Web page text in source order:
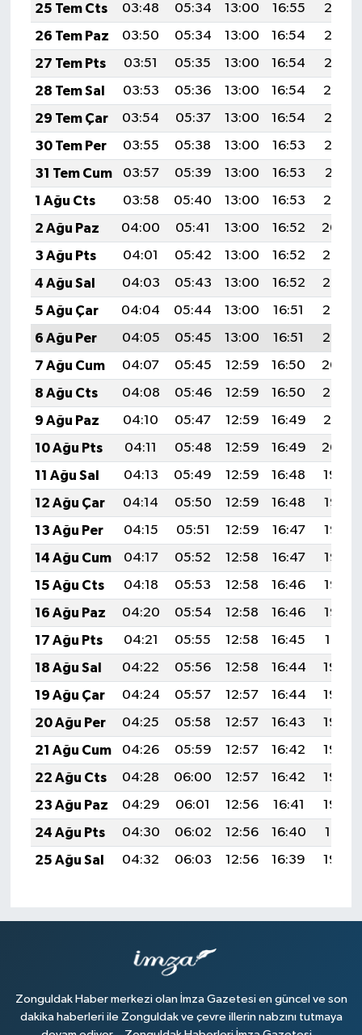
25 Tem Cts
03:48 05:34 13:00 16:55
20:17
26 Tem Paz
03:50 05:34 13:00 16:54
20:16
27 Tem Pts
03:51 05:35 13:00 16:54
20:15
28 Tem Sal
03:53 05:36 13:00 16:54
20:14
29 Tem Çar
03:54 05:37 13:00 16:54
20:13
30 Tem Per
03:55 05:38 13:00 16:53
20:12
31 Tem Cum
03:57 05:39 13:00 16:53
20:11
1 Ağu Cts
03:58 05:40 13:00 16:53
20:10
2 Ağu Paz
04:00 05:41 13:00 16:52
20:09
3 Ağu Pts
04:01 05:42 13:00 16:52
20:08
4 Ağu Sal
04:03 05:43 13:00 16:52
20:07
5 Ağu Çar
04:04 05:44 13:00 16:51
20:06
6 Ağu Per
04:05 05:45 13:00 16:51
20:05
7 Ağu Cum
04:07 05:45 12:59 16:50
20:04
8 Ağu Cts
04:08 05:46 12:59 16:50
20:02
9 Ağu Paz
04:10 05:47 12:59 16:49
20:01
10 Ağu Pts
04:11 05:48 12:59 16:49
20:00
11 Ağu Sal
04:13 05:49 12:59 16:48
19:59
12 Ağu Çar
04:14 05:50 12:59 16:48
19:57
13 Ağu Per
04:15 05:51 12:59 16:47
19:56
14 Ağu Cum
04:17 05:52 12:58 16:47
19:55
15 Ağu Cts
04:18 05:53 12:58 16:46
19:53
16 Ağu Paz
04:20 05:54 12:58 16:46
19:52
17 Ağu Pts
04:21 05:55 12:58 16:45
19:51
18 Ağu Sal
04:22 05:56 12:58 16:44
19:49
19 Ağu Çar
04:24 05:57 12:57 16:44
19:48
20 Ağu Per
04:25 05:58 12:57 16:43
19:46
21 Ağu Cum
04:26 05:59 12:57 16:42
19:45
22 Ağu Cts
04:28 06:00 12:57 16:42
19:44
23 Ağu Paz
04:29 06:01 12:56 16:41
19:42
24 Ağu Pts
04:30 06:02 12:56 16:40
19:41
25 Ağu Sal
04:32 06:03 12:56 16:39 19:39
Zonguldak Haber merkezi olan İmza Gazetesi en güncel ve son
dakika haberleri ile Zonguldak ve çevre illerin nabzını tutmaya